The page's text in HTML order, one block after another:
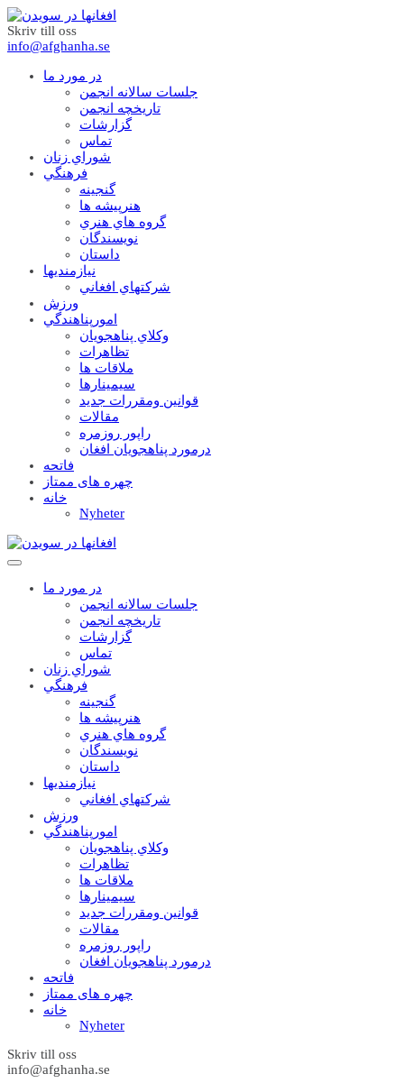
Skriv till oss
info@afghanha.se
در مورد ما
جلسات سالانه انجمن
تاریخچه انجمن
گزارشات
تماس
شوراي زنان
فرهنگي
گنجينه
هنرپيشه ها
گروه هاي هنري
نويسندگان
داستان
نيازمنديها
شرکتهاي افغاني
ورزش
امورپناهندگي
وکلاي پناهجويان
تظاهرات
ملاقات ها
سيمينارها
قوانين ومقررات جديد
مقالات
راپور روزمره
درمورد پناهجويان افغان
فاتحه
چهره های ممتاز
خانه
Nyheter
در مورد ما
جلسات سالانه انجمن
تاریخچه انجمن
گزارشات
تماس
شوراي زنان
فرهنگي
گنجينه
هنرپيشه ها
گروه هاي هنري
نويسندگان
داستان
نيازمنديها
شرکتهاي افغاني
ورزش
امورپناهندگي
وکلاي پناهجويان
تظاهرات
ملاقات ها
سيمينارها
قوانين ومقررات جديد
مقالات
راپور روزمره
درمورد پناهجويان افغان
فاتحه
چهره های ممتاز
خانه
Nyheter
Skriv till oss
info@afghanha.se